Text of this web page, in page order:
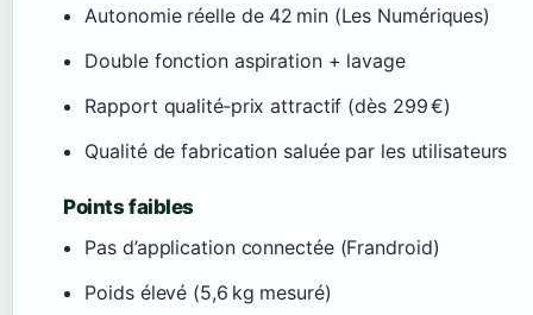
Autonomie réelle de 42 min (Les Numériques)
Double fonction aspiration + lavage
Rapport qualité‑prix attractif (dès 299 €)
Qualité de fabrication saluée par les utilisateurs
Points faibles
Pas d’application connectée (Frandroid)
Poids élevé (5,6 kg mesuré)